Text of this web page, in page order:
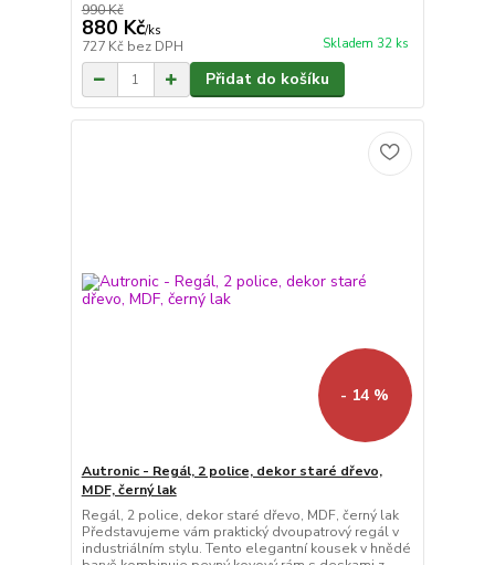
990 Kč
880 Kč/ks
727 Kč bez DPH Skladem 32 ks
Přidat do košíku
- 14 %
Autronic - Regál, 2 police, dekor staré dřevo,
MDF, černý lak
Regál, 2 police, dekor staré dřevo, MDF, černý lak
Představujeme vám praktický dvoupatrový regál v
industriálním stylu. Tento elegantní kousek v hnědé